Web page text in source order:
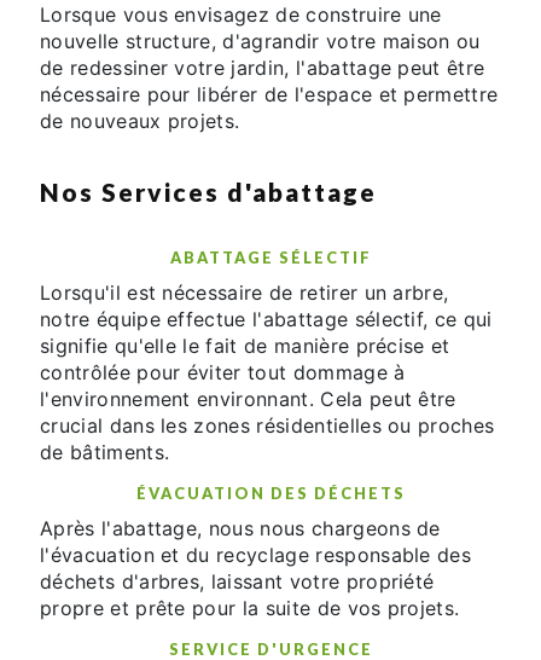
Lorsque vous envisagez de construire une
nouvelle structure, d'agrandir votre maison ou
de redessiner votre jardin, l'abattage peut être
nécessaire pour libérer de l'espace et permettre
de nouveaux projets.
Nos Services d'abattage
ABATTAGE SÉLECTIF
Lorsqu'il est nécessaire de retirer un arbre,
notre équipe effectue l'abattage sélectif, ce qui
signifie qu'elle le fait de manière précise et
contrôlée pour éviter tout dommage à
l'environnement environnant. Cela peut être
crucial dans les zones résidentielles ou proches
de bâtiments.
ÉVACUATION DES DÉCHETS
Après l'abattage, nous nous chargeons de
l'évacuation et du recyclage responsable des
déchets d'arbres, laissant votre propriété
propre et prête pour la suite de vos projets.
SERVICE D'URGENCE